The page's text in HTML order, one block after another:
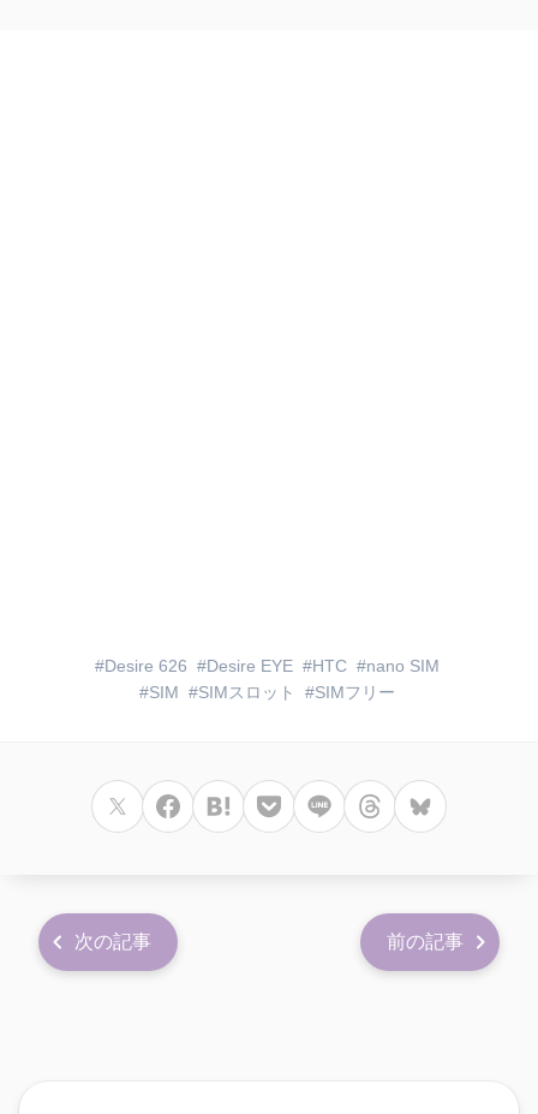
Desire 626 Desire EYE HTC
nano SIM
SIM
SIMスロット SIMフリー
次の記事 前の記事